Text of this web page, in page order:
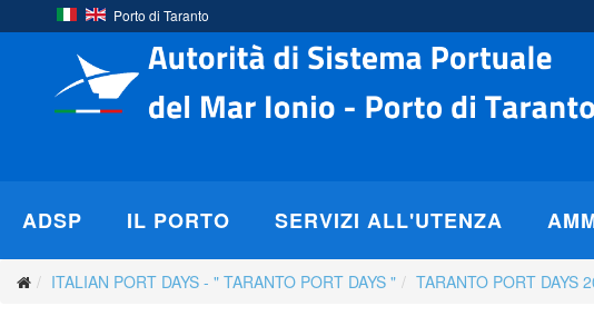
Porto di Taranto
ADSP IL PORTO SERVIZI ALL'UTENZA
ITALIAN PORT DAYS - " TARANTO PORT DAYS " TARANTO PORT DAYS